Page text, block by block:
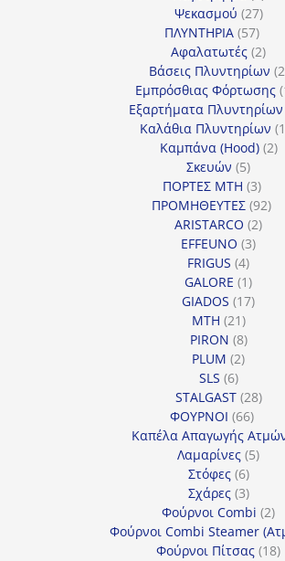
Ψεκασμού 2727
ΠΛΥΝΤΗΡΙΑ 5757
Αφαλατωτές 22
Βάσεις Πλυντηρίων 2
Εμπρόσθιας Φόρτωσης
Εξαρτήματα Πλυντηρίων
Καλάθια Πλυντηρίων
Καμπάνα (Hood) 22
Σκευών 55
ΠΟΡΤΕΣ MTH 33
ΠΡΟΜΗΘΕΥΤΕΣ 9292
ARISTARCO 22
EFFEUNO 33
FRIGUS 44
GALORE 11
προϊόν
GIADOS 1717
MTH 2121
PIRON 88
PLUM 22
SLS 66
προϊόντα
STALGAST 2828
ΦΟΥΡΝΟΙ 6666
Καπέλα Απαγωγής
Λαμαρίνες 55
Στόφες 66
Σχάρες 33
Φούρνοι Combi 22
Φούρνοι Combi Steamer
Φούρνοι Πίτσας 1818